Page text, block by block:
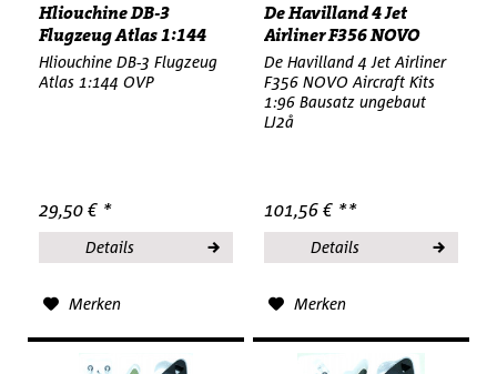
Hliouchine DB-3
Flugzeug Atlas 1:144
OVP HU4 µ
Hliouchine DB-3 Flugzeug
Atlas 1:144 OVP
29,50 € *
Details
Merken
De Havilland 4 Jet
Airliner F356 NOVO
Aircraft...
De Havilland 4 Jet Airliner
F356 NOVO Aircraft Kits
1:96 Bausatz ungebaut
LJ2å
101,56 € **
Details
Merken